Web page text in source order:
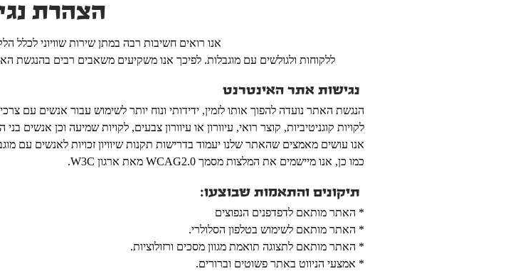
הצהרת
אנו רואים חשיבות רבה במתן שירות שוויוני לכלל
ללקוחות ולגולשים עם מוגבלות. לפיכך אנו משקיעים משאבים רבים בהנגשת
נגישות אתר האינטרנט
הנגשת האתר נועדה להפוך אותו לזמין, ידידותי ונוח יותר לשימוש עבור אנשים עם
לקויות קוגניטיביות, קוצר רואי, עיוורון או עיוורון צבעים, לקויות שמיעה וכן אנשים בני
אנו עושים מאמצים שהאתר שלנו יעמוד בדרישות תקנות שיוויון זכויות לאנשים עם מוגבלות (התאמות
כמו כן, אנו מיישמים את המלצות מסמך WCAG2.0 מאת ארגון W3C.
תיקונים והתאמות שבוצעו:
* האתר מותאם לדפדפנים הנפוצים
* האתר מותאם לשימוש בטלפון הסלולרי.
* האתר מותאם לתצוגה תואמת מגוון מסכים ורזולוציות.
* אמצעי הניווט באתר פשוטים וברורים.